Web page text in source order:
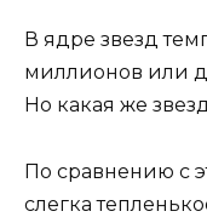
В ядре звезд
миллионов или
Но какая же
По сравнению с
слегка